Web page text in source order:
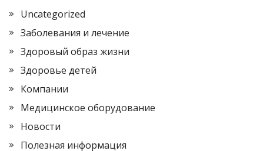
Uncategorized
Заболевания и лечение
Здоровый образ жизни
Здоровье детей
Компании
Медицинское оборудование
Новости
Полезная информация